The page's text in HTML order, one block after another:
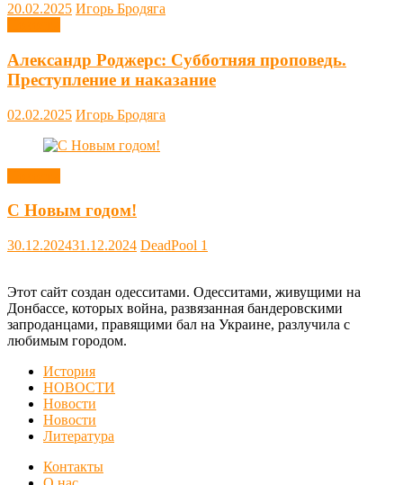
20.02.2025 Игорь Бродяга
Александр Роджерс: Субботняя проповедь.
Преступление и наказание
02.02.2025 Игорь Бродяга
С Новым годом!
30.12.202431.12.2024 DeadPool 1
Этот сайт создан одесситами. Одесситами, живущими на
Донбассе, которых война, развязанная бандеровскими
запроданцами, правящими бал на Украине, разлучила с
любимым городом.
История
НОВОСТИ
Новости
Новости
Литература
Контакты